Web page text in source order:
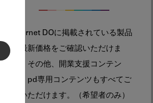
Internet DOに掲載されている製品
の最新価格をご確認いただけま
す。その他、開業支援コンテン
ツ、pd専用コンテンツもすべてご
覧いただけます。（希望者のみ）